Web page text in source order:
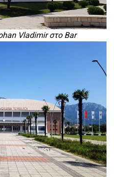
Vladimir στο Bar